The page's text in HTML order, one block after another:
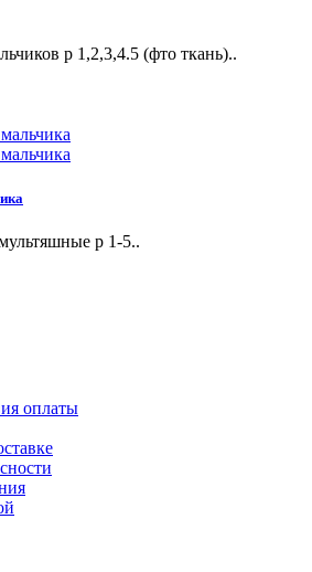
р 1,2,3,4.5 (фто ткань)..
р 1-5..
оплаты